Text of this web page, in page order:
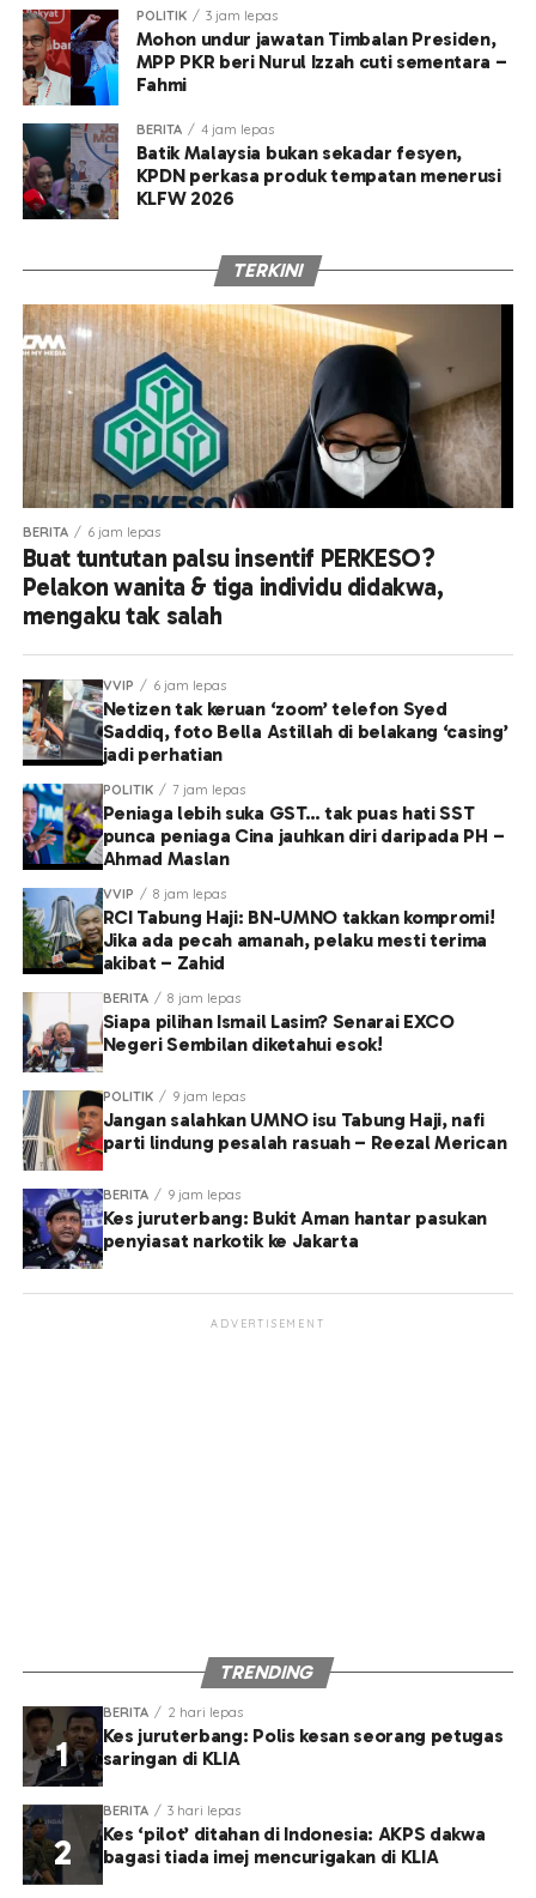
POLITIK 3 jam lepas
Mohon undur jawatan Timbalan Presiden,
MPP PKR beri Nurul Izzah cuti sementara –
Fahmi
BERITA 4 jam lepas
Batik Malaysia bukan sekadar fesyen,
KPDN perkasa produk tempatan menerusi
KLFW 2026
TERKINI
BERITA 6 jam lepas
Buat tuntutan palsu insentif PERKESO?
Pelakon wanita & tiga individu didakwa,
mengaku tak salah
VVIP 6 jam lepas
Netizen tak keruan ‘zoom’ telefon Syed
Saddiq, foto Bella Astillah di belakang ‘casing’
jadi perhatian
POLITIK 7 jam lepas
Peniaga lebih suka GST… tak puas hati SST
punca peniaga Cina jauhkan diri daripada PH –
Ahmad Maslan
VVIP 8 jam lepas
RCI Tabung Haji: BN-UMNO takkan kompromi!
Jika ada pecah amanah, pelaku mesti terima
akibat – Zahid
BERITA 8 jam lepas
Siapa pilihan Ismail Lasim? Senarai EXCO
Negeri Sembilan diketahui esok!
POLITIK 9 jam lepas
Jangan salahkan UMNO isu Tabung Haji, nafi
parti lindung pesalah rasuah – Reezal Merican
BERITA 9 jam lepas
Kes juruterbang: Bukit Aman hantar pasukan
penyiasat narkotik ke Jakarta
ADVERTISEMENT
TRENDING
BERITA 2 hari lepas
Kes juruterbang: Polis kesan seorang petugas
saringan di KLIA
BERITA 3 hari lepas
Kes ‘pilot’ ditahan di Indonesia: AKPS dakwa
bagasi tiada imej mencurigakan di KLIA